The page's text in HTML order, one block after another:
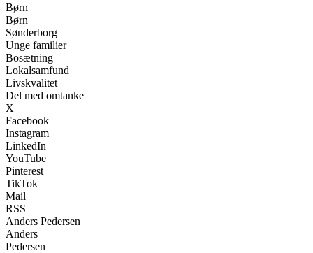
Børn
Børn
Sønderborg
Unge familier
Bosætning
Lokalsamfund
Livskvalitet
Del med omtanke
X
Facebook
Instagram
LinkedIn
YouTube
Pinterest
TikTok
Mail
RSS
Anders Pedersen
Anders
Pedersen